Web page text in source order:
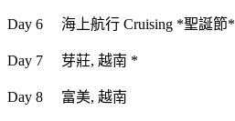
Day 6 海上航行 Cruising *聖誕節*
Day 7 芽莊, 越南 *
Day 8 富美, 越南